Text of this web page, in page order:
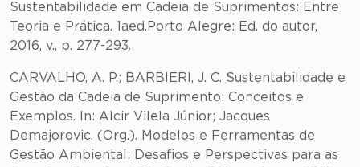
Sustentabilidade em Cadeia de Suprimentos: Entre
Teoria e Prática. 1aed.Porto Alegre: Ed. do autor,
2016, v., p. 277-293.
CARVALHO, A. P.; BARBIERI, J. C. Sustentabilidade e
Gestão da Cadeia de Suprimento: Conceitos e
Exemplos. In: Alcir Vilela Júnior; Jacques
Demajorovic. (Org.). Modelos e Ferramentas de
Gestão Ambiental: Desafios e Perspectivas para as